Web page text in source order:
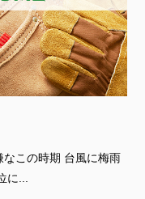
この時期 台風に梅雨
...